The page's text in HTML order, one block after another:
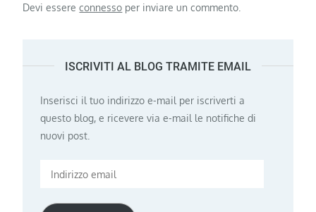
Devi essereconnesso per inviare un commento.
ISCRIVITI AL BLOG TRAMITE EMAIL
Inserisci il tuo indirizzo e-mail per iscriverti a
questo blog, e ricevere via e-mail le notifiche di
nuovi post.
Indirizzo